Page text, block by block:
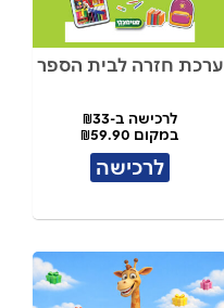
ערכת חזרה לבית הספר
לרכישה ב-₪33
במקום ₪59.90
לרכישה